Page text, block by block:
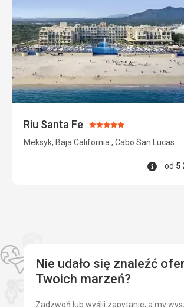
Riu Santa Fe Ocena:
5/5
Meksyk, Baja California , Cabo San Lucas
od 5
Nie udało się znaleźć
Twoich marzeń?
Zadzwoń lub wyślij zapytanie, a my